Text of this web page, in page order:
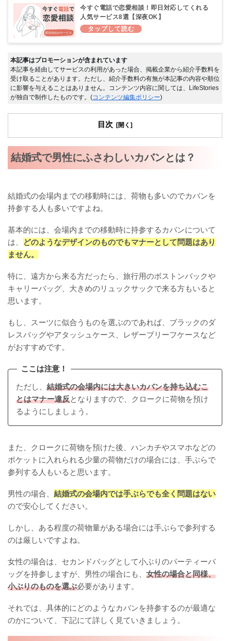
今すぐ電話で恋愛相談！即日対応してくれる
人気サービス8選【深夜OK】
本記事はプロモーションが含まれています
本記事を経由してサービスの利用があった場合、掲載企業から紹介手数料を
受け取ることがあります。ただし、紹介手数料の有無が本記事の内容や順位
に影響を与えることはありません。コンテンツ内容に関しては、LifeStories
が独自で制作したものです。(コンテンツ編集ポリシー)
目次
結婚式で男性にふさわしいカバンとは？
結婚式の会場内までの移動時には、荷物も多いのでカバンを
持参する人も多いですよね。
基本的には、会場内までの移動時に持参するカバンについて
は、
どのようなデザインのものでもマナーとして問題はあり
ません。
特に、遠方から来る方だったら、旅行用のボストンバックや
キャリーバッグ、大きめのリュックサックで来る方もいると
思います。
もし、スーツに似合うものを選ぶのであれば、ブラックのダ
レスバッグやアタッシュケース、レザーブリーフケースなど
がおすすめです。
ここは注意！
ただし、 結婚式の会場内には大きいカバンを持ち込むこ
とはマナー違反となりますので、クロークに荷物を預け
るようにしましょう。
また、クロークに荷物を預けた後、ハンカチやスマホなどの
ポケットに入れられる少量の荷物だけの場合には、手ぶらで
参列する人もいると思います。
男性の場合、 結婚式の会場内では手ぶらでも全く問題はない
ので安心してください。
しかし、ある程度の荷物量がある場合には手ぶらで参列する
のは厳しいですよね。
女性の場合は、セカンドバッグとして小ぶりのパーティーバ
ッグを持参しますが、男性の場合にも、 女性の場合と同様、
小ぶりのものを選ぶ必要があります。
それでは、具体的にどのようなカバンを持参するのが最適な
のかについて、下記にて詳しく見ていきましょう。